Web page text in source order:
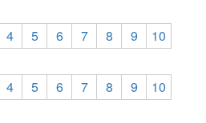
4 5 6 7 8 9
10
4 5 6 7 8 9
10